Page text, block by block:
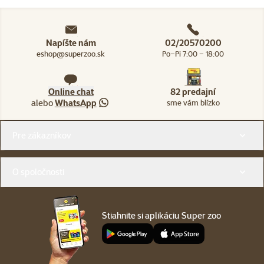
Napíšte nám
eshop@superzoo.sk
02/20570200
Po–Pi 7:00 – 18:00
Online chat
aleboWhatsApp
82 predajní
sme vám blízko
Stiahnite si aplikáciu Super zoo